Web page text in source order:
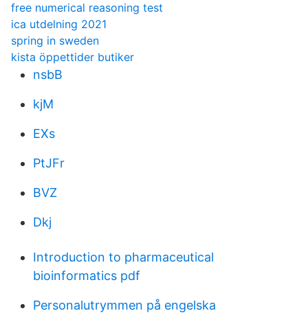
free numerical reasoning test
ica utdelning 2021
spring in sweden
kista öppettider butiker
nsbB
kjM
EXs
PtJFr
BVZ
Dkj
Introduction to pharmaceutical
bioinformatics pdf
Personalutrymmen på engelska